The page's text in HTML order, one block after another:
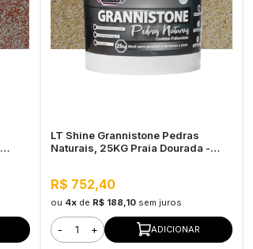
LT Shine Grannistone Pedras
Naturais, 25KG Praia Dourada -
R$ 752,40
ou 4xde R$ 188,10 sem juros
- + ADICIONAR